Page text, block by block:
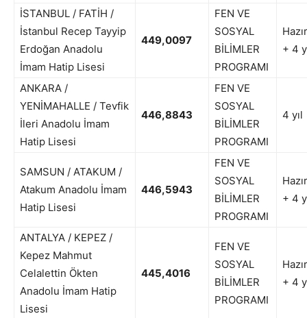
İSTANBUL / FATİH /
İstanbul Recep Tayyip
Erdoğan Anadolu
İmam Hatip Lisesi
449,0097
FEN VE
SOSYAL
BİLİMLER
PROGRAMI
+ 4
ANKARA /
YENİMAHALLE / Tevfik
İleri Anadolu İmam
Hatip Lisesi
446,8843
FEN VE
SOSYAL
BİLİMLER
PROGRAMI
4 yıl
SAMSUN / ATAKUM /
Atakum Anadolu İmam
Hatip Lisesi
446,5943
FEN VE
SOSYAL
BİLİMLER
PROGRAMI
+ 4
ANTALYA / KEPEZ /
Kepez Mahmut
Celalettin Ökten
Anadolu İmam Hatip
Lisesi
445,4016
FEN VE
SOSYAL
BİLİMLER
PROGRAMI
+ 4